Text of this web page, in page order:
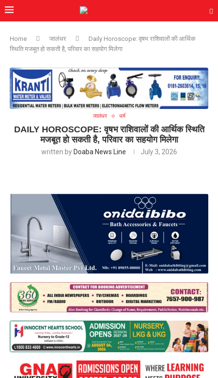
Home जालंधर
Daily Horoscope: वृषभ राशिवालों की आर्थिक
स्थिति मजबूत हो सकती है, परिवार का सहयोग मिलेगा
जालंधर धर्म
DAILY HOROSCOPE: वृषभ राशिवालों की आर्थिक स्थिति
मजबूत हो सकती है, परिवार का सहयोग मिलेगा
written by Doaba News Line July 3, 2026